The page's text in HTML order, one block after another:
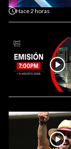
Hace2 horas